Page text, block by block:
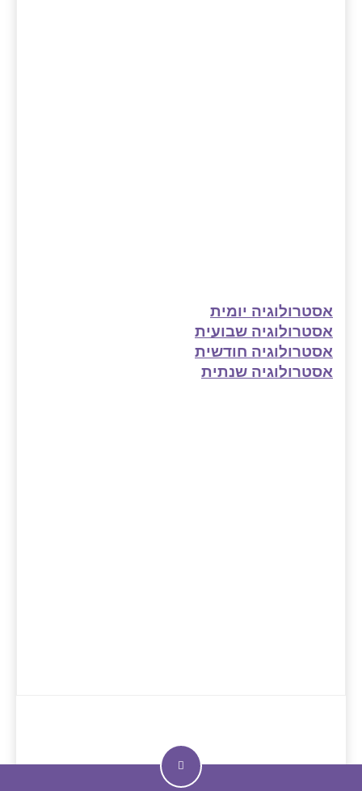
אסטרולוגיה יומית
אסטרולוגיה שבועית
אסטרולוגיה חודשית
אסטרולוגיה שנתית